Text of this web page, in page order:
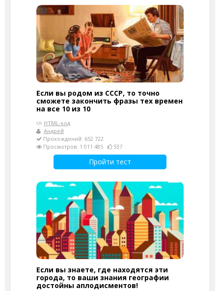
Если вы родом из СССР, то точно
сможете закончить фразы тех времен
на все 10 из 10
HTML-код
Андрей
Прохождений: 652 722
Просмотров: 1 011 485
537
Пройти тест
Если вы знаете, где находятся эти
города, то ваши знания географии
достойны аплодисментов!